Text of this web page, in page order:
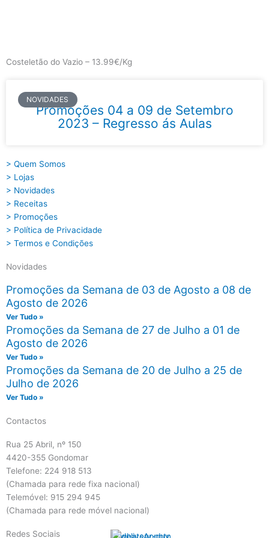
Costeletão do Vazio – 13.99€/Kg
NOVIDADES
Promoções 04 a 09 de Setembro
2023 – Regresso ás Aulas
> Quem Somos
> Lojas
> Novidades
> Receitas
> Promoções
> Política de Privacidade
> Termos e Condições
Novidades
Promoções da Semana de 03 de Agosto a 08 de
Agosto de 2026
Ver Tudo »
Promoções da Semana de 27 de Julho a 01 de
Agosto de 2026
Ver Tudo »
Promoções da Semana de 20 de Julho a 25 de
Julho de 2026
Ver Tudo »
Contactos
Rua 25 Abril, nº 150
4420-355 Gondomar
Telefone: 224 918 513
(Chamada para rede fixa nacional)
Telemóvel: 915 294 945
(Chamada para rede móvel nacional)
Redes Sociais